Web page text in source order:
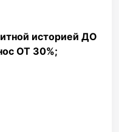
историей ДО
ОТ 30%;